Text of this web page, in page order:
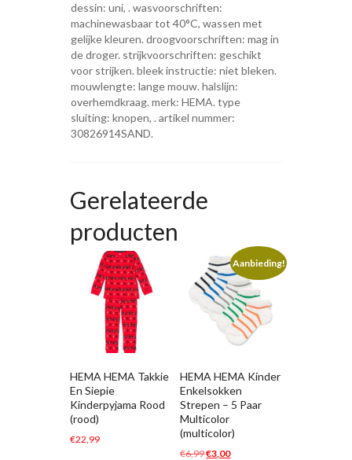
dessin: uni, . wasvoorschriften:
machinewasbaar tot 40°C, wassen met
gelijke kleuren. droogvoorschriften: mag in
de droger. strijkvoorschriften: geschikt
voor strijken. bleek instructie: niet bleken.
mouwlengte: lange mouw. halslijn:
overhemdkraag. merk: HEMA. type
sluiting: knopen, . artikel nummer:
30826914SAND.
Gerelateerde
producten
HEMA HEMA Takkie
En Siepie
Kinderpyjama Rood
(rood)
€22,99
Aanbieding!
HEMA HEMA Kinder
Enkelsokken
Strepen – 5 Paar
Multicolor
(multicolor)
€6,99Oorspronkelijke
€3,00Huidige